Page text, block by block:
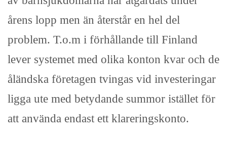
årens lopp men än återstår en hel del
problem. T.o.m i förhållande till Finland
lever systemet med olika konton kvar och de
åländska företagen tvingas vid investeringar
ligga ute med betydande summor istället för
att använda endast ett klareringskonto.